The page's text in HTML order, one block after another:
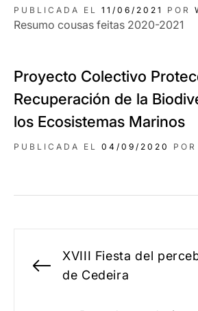
PUBLICADA EL 11/06/2021 POR
Resumo cousas feitas 2020-2021
Proyecto Colectivo
Recuperación de la
los Ecosistemas Marinos
PUBLICADA EL 04/09/2020 POR
Navegación
de
Entrada
XVIII Fiesta del
de Cedeira